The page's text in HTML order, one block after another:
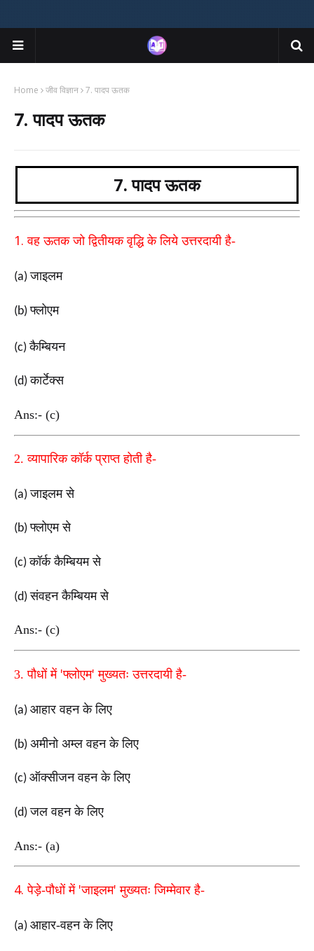
Home जीव विज्ञान 7. पादप ऊतक
7. पादप ऊतक
7. पादप ऊतक
1.वह ऊतक जो द्वितीयक वृद्धि के लिये उत्तरदायी है-
(a)जाइलम
(b)फ्लोएम
(c)कैम्बियन
(d)कार्टेक्स
Ans:- (c)
2.व्यापारिक कॉर्क प्राप्त होती है-
(a)जाइलम से
(b)फ्लोएम से
(c)कॉर्क कैम्बियम से
(d)संवहन कैम्बियम से
Ans:- (c)
3.पौधों में 'फ्लोएम'मुख्यतः उत्तरदायी है-
(a) आहार वहन के लिए
(b) अमीनो अम्ल वहन के लिए
(c) ऑक्सीजन वहन के लिए
(d)जल वहन के लिए
Ans:- (a)
4.पेड़े-पौधों में 'जाइलम'मुख्यतः जिम्मेवार है-
(a) आहार-वहन के लिए